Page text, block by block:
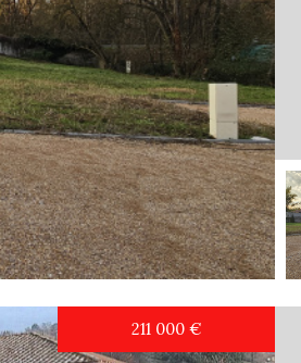
211 000 €